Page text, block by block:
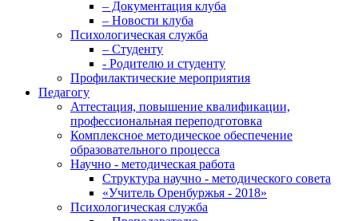
– Документация клуба
– Новости клуба
Психологическая служба
– Студенту
- Родителю и студенту
Профилактические мероприятия
Педагогу
Аттестация, повышение квалификации,
профессиональная переподготовка
Комплексное методическое обеспечение
образовательного процесса
Научно - методическая работа
Структура научно - методического совета
«Учитель Оренбуржья - 2018»
Психологическая служба